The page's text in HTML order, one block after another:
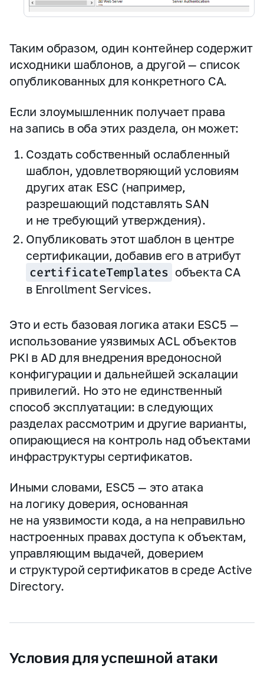
Таким образом, один контейнер содержит
исходники шаблонов, а другой — список
опубликованных для конкретного CA.
Если злоумышленник получает права
на запись в оба этих раздела, он может:
Создать собственный ослабленный
шаблон, удовлетворяющий условиям
других атак ESC (например,
разрешающий подставлять SAN
и не требующий утверждения).
Опубликовать этот шаблон в центре
сертификации, добавив его в атрибут
certificateTemplates объекта CA
в Enrollment Services.
Это и есть базовая логика атаки ESC5 —
использование уязвимых ACL объектов
PKI в AD для внедрения вредоносной
конфигурации и дальнейшей эскалации
привилегий. Но это не единственный
способ эксплуатации: в следующих
разделах рассмотрим и другие варианты,
опирающиеся на контроль над объектами
инфраструктуры сертификатов.
Иными словами, ESC5 — это атака
на логику доверия, основанная
не на уязвимости кода, а на неправильно
настроенных правах доступа к объектам,
управляющим выдачей, доверием
и структурой сертификатов в среде Active
Directory.
Условия для успешной атаки